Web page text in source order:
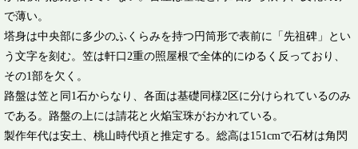
で薄い。
塔身は中央部に多少のふくらみを持つ円筒形で表前に「先祖碑」とい
う文字を刻む。笠は軒口2重の照屋根で全体的にゆるく反っており、
その1部を欠く。
路盤は笠と同1石からなり、各面は基礎同様2区に分けられているのみ
である。路盤の上には請花と火焔宝珠がおかれている。
製作年代は安土、桃山時代頃と推定する。総高は151cmで石材は角閃